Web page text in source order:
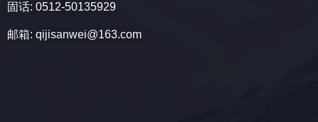
固话: 0512-50135929
邮箱: qijisanwei@163.com